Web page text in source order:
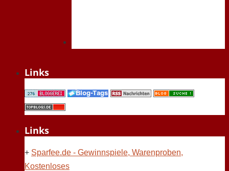
Links
Links
+ Sparfee.de - Gewinnspiele, Warenproben,
Kostenloses